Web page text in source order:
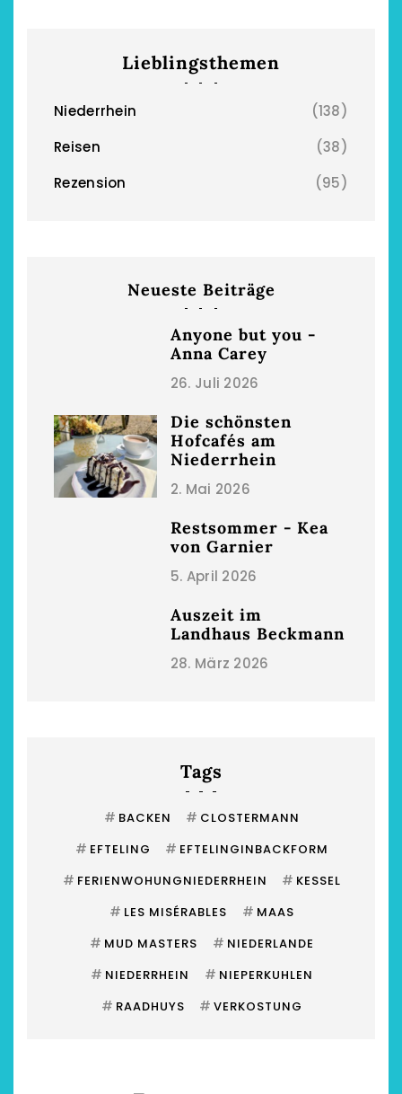
Lieblingsthemen
Niederrhein
(138)
Reisen
(38)
Rezension
(95)
Neueste Beiträge
Anyone but you -
Anna Carey
26. Juli 2026
Die schönsten
Hofcafés am
Niederrhein
2. Mai 2026
Restsommer - Kea
von Garnier
5. April 2026
Auszeit im
Landhaus Beckmann
28. März 2026
Tags
# BACKEN # CLOSTERMANN
# EFTELING # EFTELINGINBACKFORM
# FERIENWOHUNGNIEDERRHEIN # KESSEL
# LES MISÉRABLES # MAAS
# MUD MASTERS # NIEDERLANDE
# NIEDERRHEIN # NIEPERKUHLEN
# RAADHUYS # VERKOSTUNG